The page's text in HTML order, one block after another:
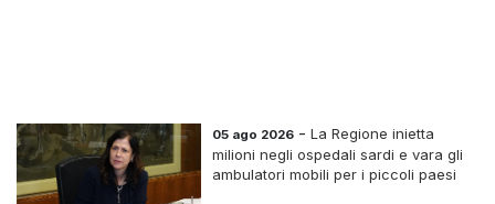
05 ago 2026 -La Regione inietta
milioni negli ospedali sardi e vara gli
ambulatori mobili per i piccoli paesi